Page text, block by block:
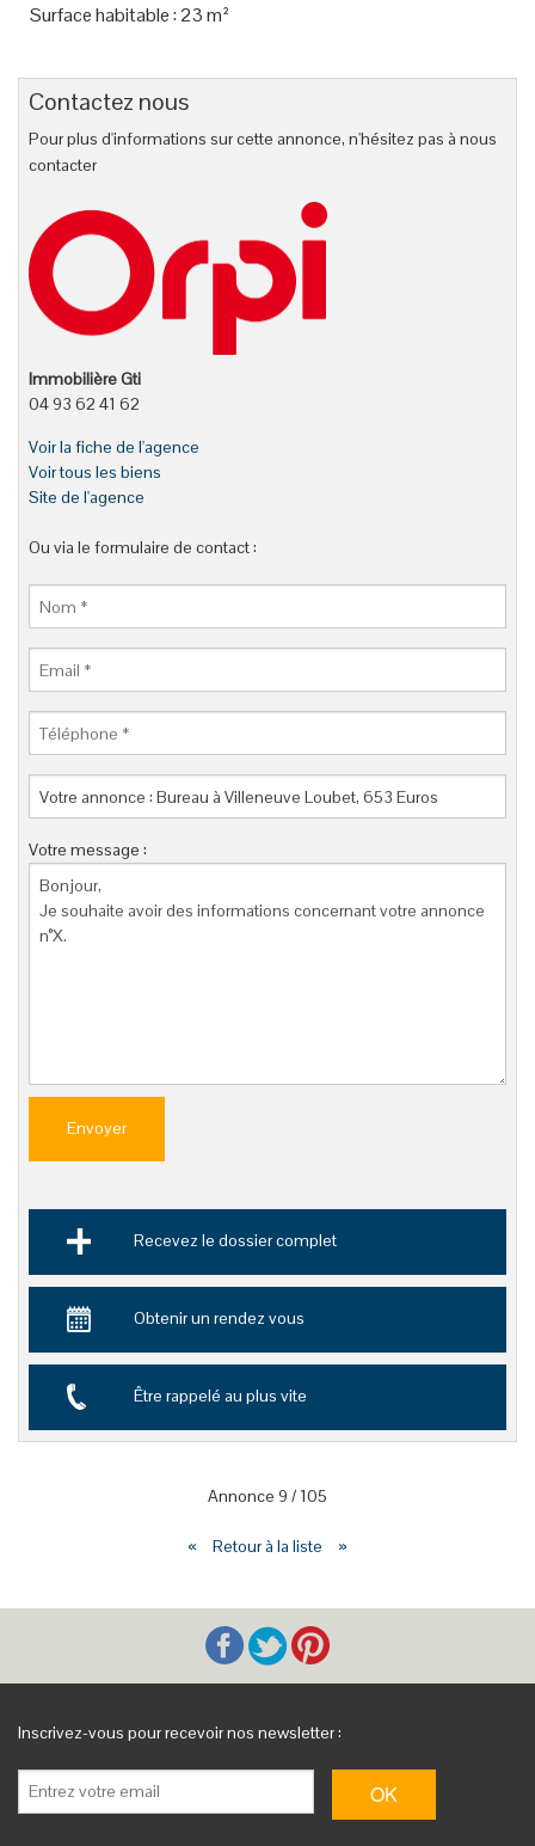
Surface habitable:23 m²
Contactez nous
Pour plus d'informations sur cette annonce, n'hésitez pas à nous
contacter
Immobilière Gti
04 93 62 41 62
Voir la fiche de l'agence
Voir tous les biens
Site de l'agence
Ou via le formulaire de contact :
Votre message :
Envoyer
Recevez le dossier complet
Obtenir un rendez vous
Être rappelé au plus vite
Annonce 9 / 105
« Retour à la liste »
Inscrivez-vous pour recevoir nos newsletter :